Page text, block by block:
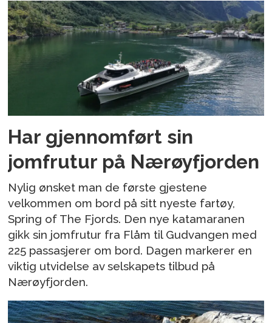
Har gjennomført sin
jomfrutur på Nærøyfjorden
Nylig ønsket man de første gjestene
velkommen om bord på sitt nyeste fartøy,
Spring of The Fjords. Den nye katamaranen
gikk sin jomfrutur fra Flåm til Gudvangen med
225 passasjerer om bord. Dagen markerer en
viktig utvidelse av selskapets tilbud på
Nærøyfjorden.